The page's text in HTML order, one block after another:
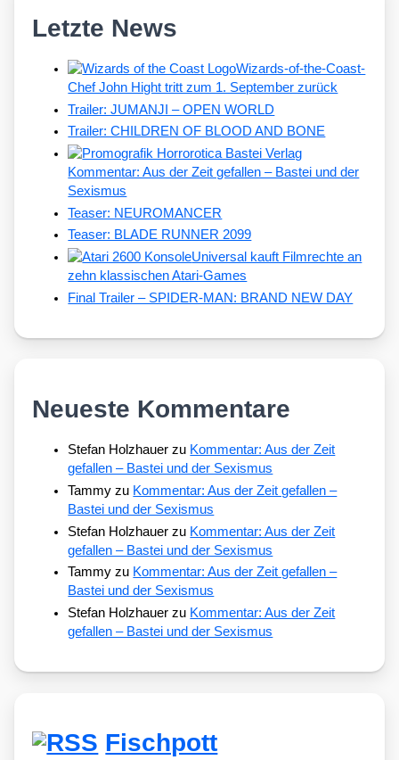
Letzte News
Wizards-of-the-Coast-
Chef John Hight tritt zum 1. September zurück
Trailer: JUMANJI – OPEN WORLD
Trailer: CHILDREN OF BLOOD AND BONE
Kommentar: Aus der Zeit gefallen – Bastei und der
Sexismus
Teaser: NEUROMANCER
Teaser: BLADE RUNNER 2099
Universal kauft Filmrechte an
zehn klassischen Atari-Games
Final Trailer – SPIDER-MAN: BRAND NEW DAY
Neueste Kommentare
Stefan Holzhauer zu Kommentar: Aus der Zeit
gefallen – Bastei und der Sexismus
Tammy zu Kommentar: Aus der Zeit gefallen –
Bastei und der Sexismus
Stefan Holzhauer zu Kommentar: Aus der Zeit
gefallen – Bastei und der Sexismus
Tammy zu Kommentar: Aus der Zeit gefallen –
Bastei und der Sexismus
Stefan Holzhauer zu Kommentar: Aus der Zeit
gefallen – Bastei und der Sexismus
Fischpott